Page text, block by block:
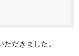
だきました。